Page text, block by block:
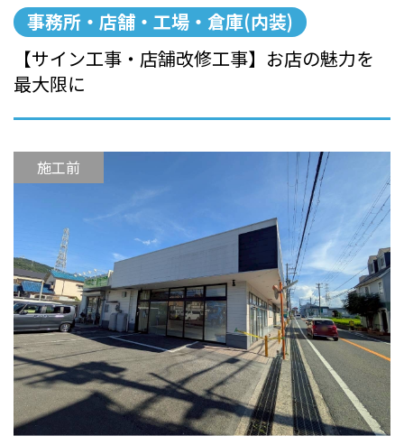
事務所・店舗・工場・倉庫(内装)
【サイン工事・店舗改修工事】お店の魅力を
最大限に
施工前